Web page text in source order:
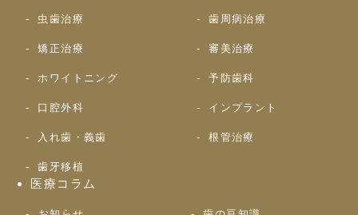
虫歯治療 歯周病治療
矯正治療 審美治療
ホワイトニング 予防歯科
口腔外科 インプラント
入れ歯・義歯 根管治療
歯牙移植
医療コラム